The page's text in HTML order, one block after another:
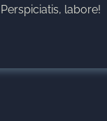
Perspiciatis, labore!